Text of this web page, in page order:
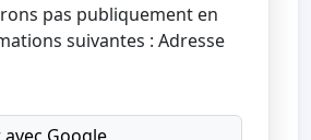
pas publiquement en
suivantes : Adresse